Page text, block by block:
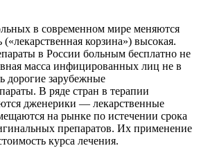
в современном мире меняются
корзина») высокая.
в России больным бесплатно не
масса инфицированных лиц не в
дорогие зарубежные
В ряде стран в терапии
дженерики — лекарственные
на рынке по истечении срока
препаратов. Их применение
курса лечения.